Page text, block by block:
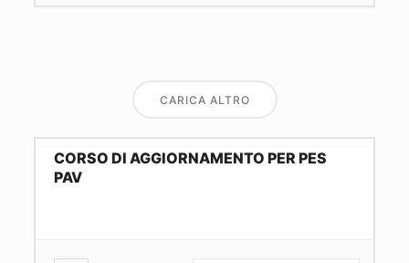
CARICA ALTRO
CORSO DI AGGIORNAMENTO PER PES
PAV